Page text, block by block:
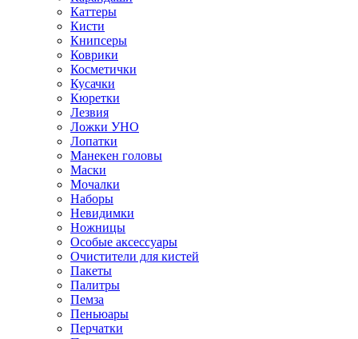
Каттеры
Кисти
Книпсеры
Коврики
Косметички
Кусачки
Кюретки
Лезвия
Ложки УНО
Лопатки
Манекен головы
Маски
Мочалки
Наборы
Невидимки
Ножницы
Особые аксессуары
Очистители для кистей
Пакеты
Палитры
Пемза
Пеньюары
Перчатки